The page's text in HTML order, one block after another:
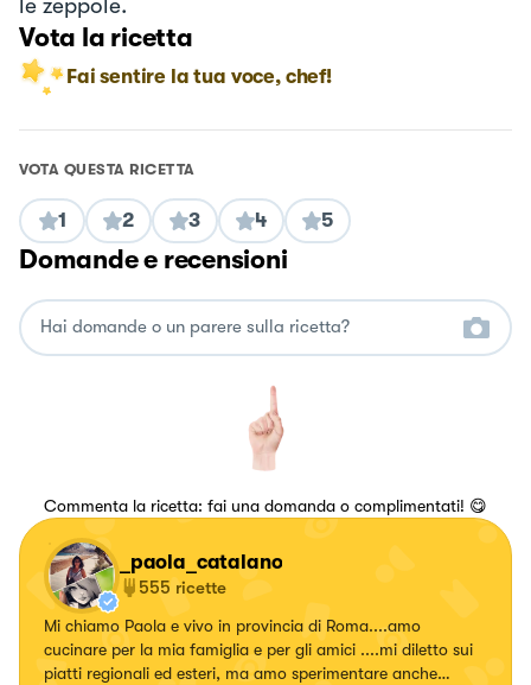
le zeppole.
Vota la ricetta
Fai sentire la tua voce, chef!
VOTA QUESTA RICETTA
1 2 3 4 5
Domande e recensioni
Commenta la ricetta: fai una domanda o complimentati! 😋
_paola_catalano
555 ricette
Mi chiamo Paola e vivo in provincia di Roma....amo
cucinare per la mia famiglia e per gli amici ....mi diletto sui
piatti regionali ed esteri, ma amo sperimentare anche